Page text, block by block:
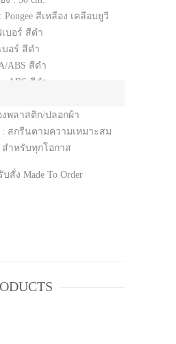
สีเหลือง เคลือบยูวี
บอร์ สีดำ
บอร์ สีดำ
ABS สีดำ
ABS สีดำ
: Auto
งพลาสติก/ปลอกผ้า
: สกรีนตามความเหมาะสม
สำหรับทุกโอกาส
สั่ง Made To Order